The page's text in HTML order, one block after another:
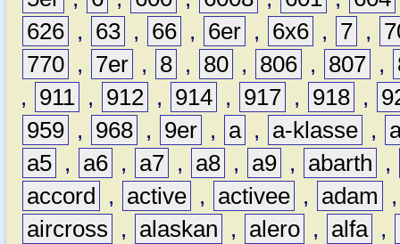
626 , 63 , 66 , 6er , 6x6 , 7 ,
770 , 7er , 8 , 80 , 806 , 807 ,
,
911 , 912 , 914 , 917 , 918 ,
959 , 968 , 9er , a , a-klasse ,
a5 , a6 , a7 , a8 , a9 , abarth
,
accord
, active , activee , adam
aircross
, alaskan , alero , alfa ,